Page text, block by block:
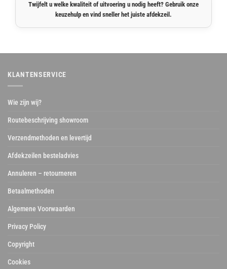
Twijfelt u welke kwaliteit of uitvoering u nodig heeft? Gebruik onze
keuzehulp en vind sneller het juiste afdekzeil.
KLANTENSERVICE
Wie zijn wij?
Routebeschrijving showroom
Verzendmethoden en levertijd
Afdekzeilen besteladvies
Annuleren – retourneren
Betaalmethoden
Algemene Voorwaarden
Privacy Policy
Copyright
Cookies